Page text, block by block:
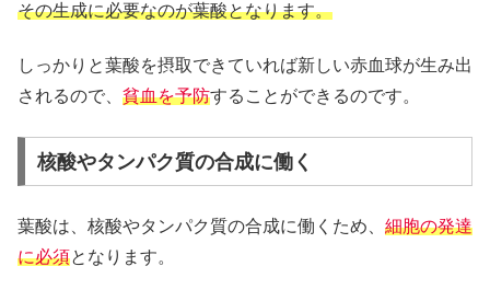
その生成に必要なのが葉酸となります。
しっかりと葉酸を摂取できていれば新しい赤血球が生み出
されるので、 貧血を予防することができるのです。
核酸やタンパク質の合成に働く
葉酸は、核酸やタンパク質の合成に働くため、 細胞の発達
に必須となります。